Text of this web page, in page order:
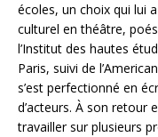
écoles, un choix qui lui
culturel en théâtre,
l’Institut des hautes
Paris, suivi de
s’est perfectionné en
d’acteurs. À son retour
travailler sur plusieurs